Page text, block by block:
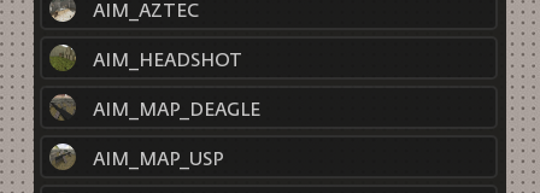
AIM_AZTEC
AIM_HEADSHOT
AIM_MAP_DEAGLE
AIM_MAP_USP